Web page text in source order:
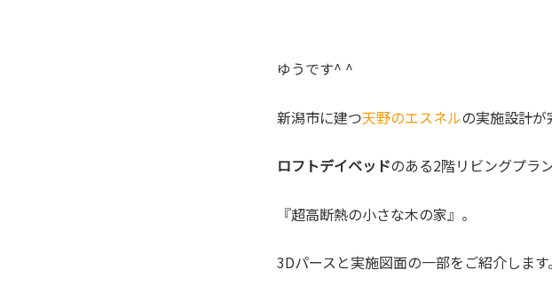
ゆうです^ ^
新潟市に建つ天野のエスネルの実施設計が
ロフトデイベッドのある2階リビングプラン
『超高断熱の小さな木の家』。
3Dパースと実施図面の一部をご紹介します。